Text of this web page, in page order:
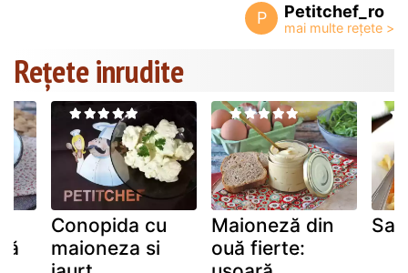
P Petitchef_ro
Rețete inrudite
Conopida cu
maioneza si
Maioneză din
ouă fierte: